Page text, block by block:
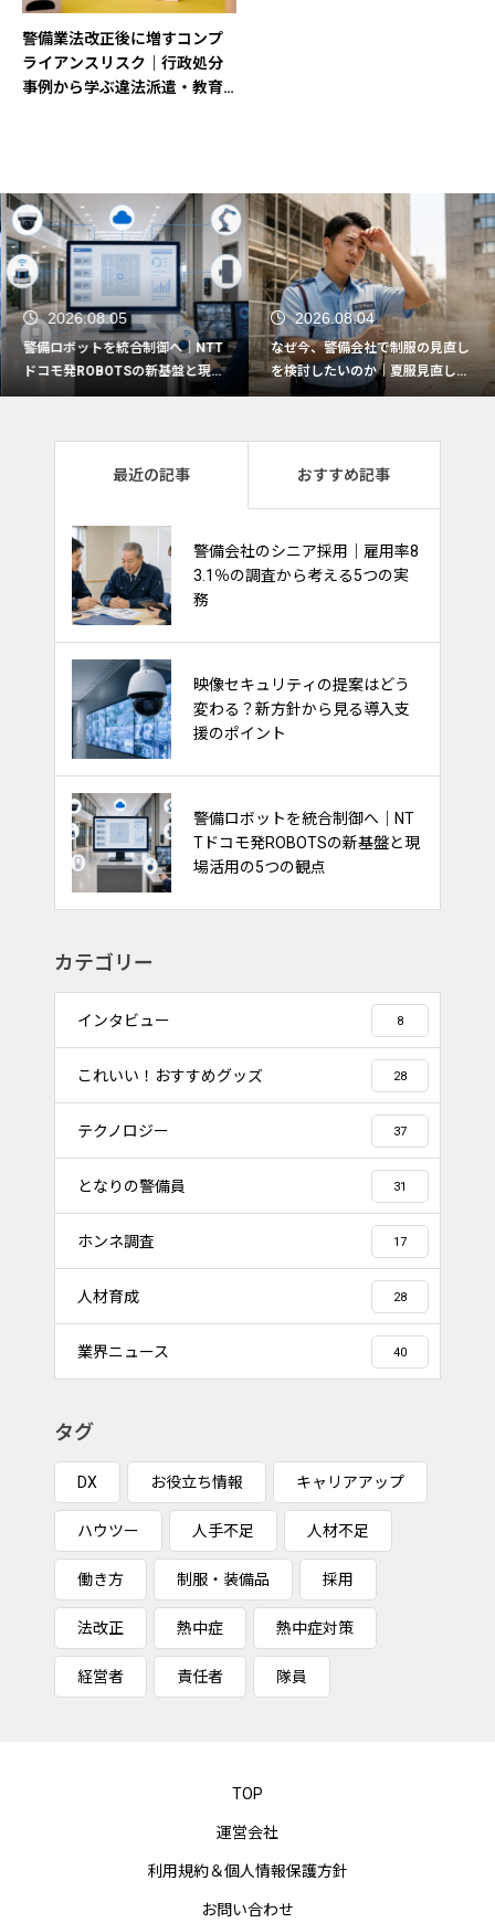
警備業法改正後に増すコンプ
ライアンスリスク｜行政処分
事例から学ぶ違法派遣・教育
2026.08.05
警備ロボットを統合制御へ｜NTT
ドコモ発ROBOTSの新基盤と現場
活用の5つの観点
2026.08.04
なぜ今、警備会社で制服の見直し
を検討したいのか｜夏服見直しで
押さえたい実務ポイント
最近の記事 おすすめ記事
警備会社のシニア採用｜雇用率8
3.1％の調査から考える5つの実
務
映像セキュリティの提案はどう
変わる？新方針から見る導入支
援のポイント
警備ロボットを統合制御へ｜NT
Tドコモ発ROBOTSの新基盤と現
場活用の5つの観点
熱中症対策は“一律支給”から“現
場に合わせて選ぶ”時代へ｜最新
動向から見る警備会社の備え
警備採用で注目される「給与前
払い制度」｜求人訴求・定着支
援に活用するポイント
交通誘導警備は“経験”から“デー
タ活用”へ｜DENNOUリサーチが
示す渋滞対策の新しい視点
カテゴリー
インタビュー 8
これいい！おすすめグッズ 28
テクノロジー 37
となりの警備員 31
ホンネ調査 17
人材育成 28
業界ニュース 40
タグ
DX お役立ち情報 キャリアアップ
ハウツー 人手不足 人材不足
働き方 制服・装備品 採用
法改正 熱中症 熱中症対策
経営者 責任者 隊員
TOP
運営会社
利用規約＆個人情報保護方針
お問い合わせ